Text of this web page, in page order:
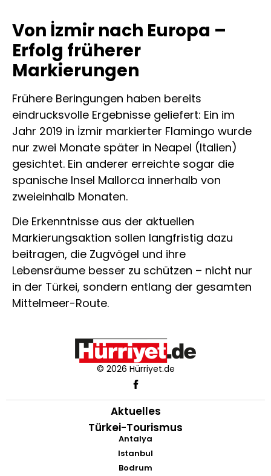
Von İzmir nach Europa –
Erfolg früherer
Markierungen
Frühere Beringungen haben bereits
eindrucksvolle Ergebnisse geliefert: Ein im
Jahr 2019 in İzmir markierter Flamingo wurde
nur zwei Monate später in Neapel (Italien)
gesichtet. Ein anderer erreichte sogar die
spanische Insel Mallorca innerhalb von
zweieinhalb Monaten.
Die Erkenntnisse aus der aktuellen
Markierungsaktion sollen langfristig dazu
beitragen, die Zugvögel und ihre
Lebensräume besser zu schützen – nicht nur
in der Türkei, sondern entlang der gesamten
Mittelmeer-Route.
© 2026 Hürriyet.de
Aktuelles
Türkei-Tourismus
Antalya
Istanbul
Bodrum